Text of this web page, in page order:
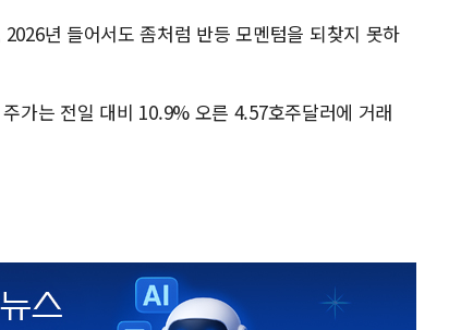
년 들어서도 좀처럼 반등 모멘텀을 되찾지 못하
가는 전일 대비 10.9% 오른 4.57호주달러에 거래